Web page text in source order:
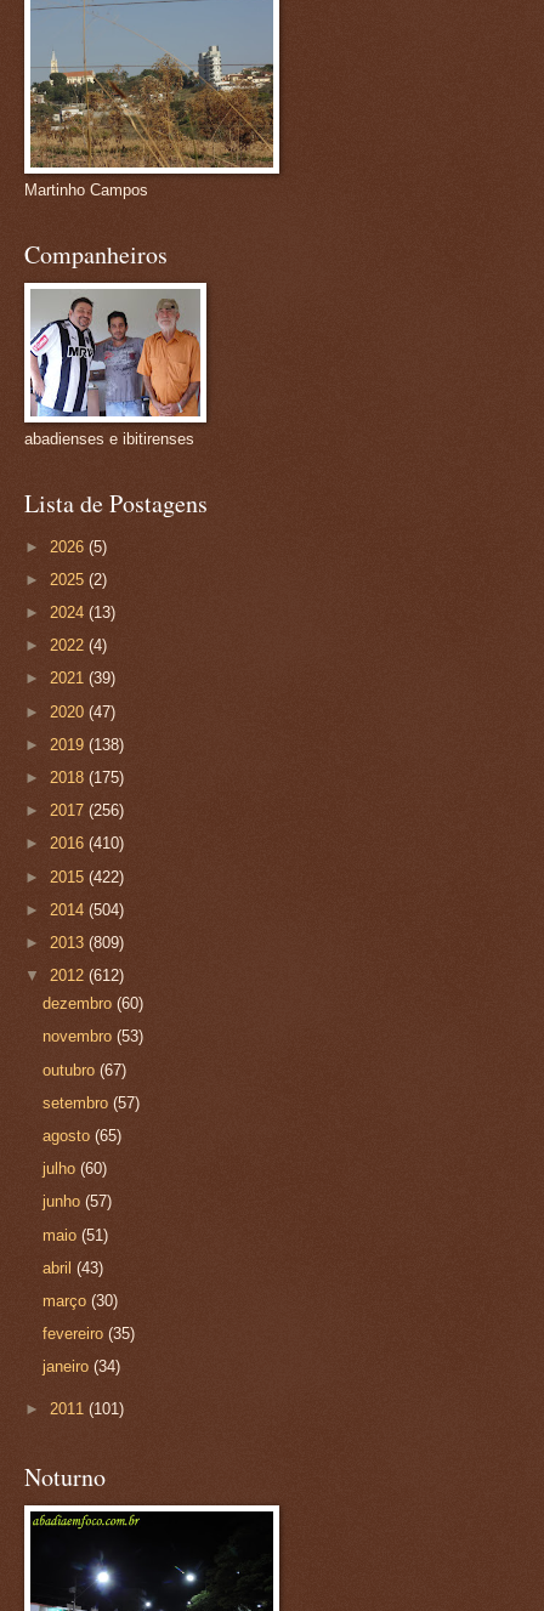
Martinho Campos
Companheiros
abadienses e ibitirenses
Lista de Postagens
► 2026 (5)
► 2025 (2)
► 2024 (13)
► 2022 (4)
► 2021 (39)
► 2020 (47)
► 2019 (138)
► 2018 (175)
► 2017 (256)
► 2016 (410)
► 2015 (422)
► 2014 (504)
► 2013 (809)
▼ 2012 (612)
dezembro(60)
novembro(53)
outubro(67)
setembro(57)
agosto(65)
julho(60)
junho(57)
maio(51)
abril(43)
março(30)
fevereiro(35)
janeiro(34)
► 2011 (101)
Noturno